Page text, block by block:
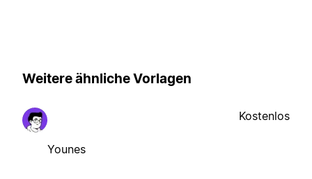
Weitere ähnliche Vorlagen
Younes
Kostenlos